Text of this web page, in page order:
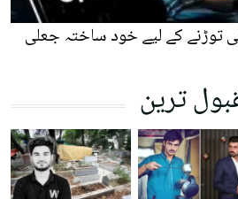
توڑنے کے لیے خود ساختہ جعلی
ترین